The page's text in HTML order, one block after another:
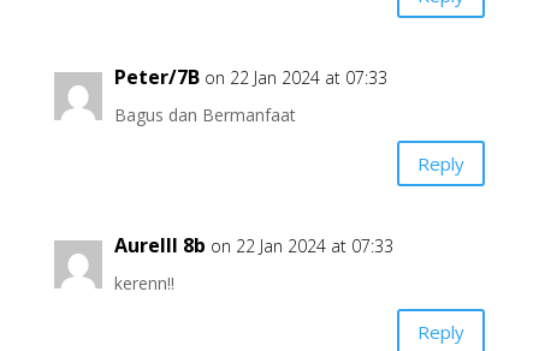
Peter/7B on 22 Jan 2024 at 07:33
Bagus dan Bermanfaat
Reply
Aurelll 8b on 22 Jan 2024 at 07:33
kerenn!!
Reply